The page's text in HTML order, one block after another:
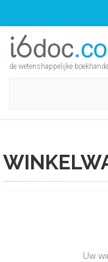
de wetenshappelijke boekhandel
Uw